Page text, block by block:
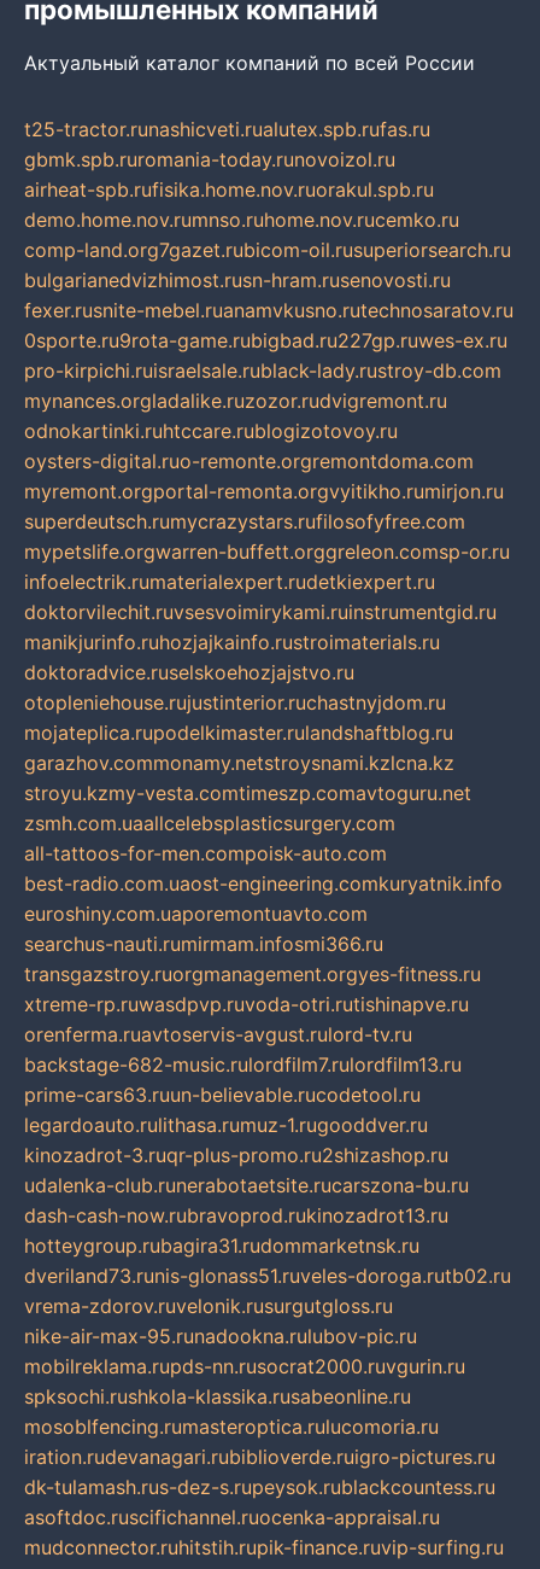
промышленных компаний
Актуальный каталог компаний по всей России
t25-tractor.runashicveti.rualutex.spb.rufas.ru
gbmk.spb.ruromania-today.runovoizol.ru
airheat-spb.rufisika.home.nov.ruorakul.spb.ru
demo.home.nov.rumnso.ruhome.nov.rucemko.ru
comp-land.org7gazet.rubicom-oil.rusuperiorsearch.ru
bulgarianedvizhimost.rusn-hram.rusenovosti.ru
fexer.rusnite-mebel.ruanamvkusno.rutechnosaratov.ru
0sporte.ru9rota-game.rubigbad.ru227gp.ruwes-ex.ru
pro-kirpichi.ruisraelsale.rublack-lady.rustroy-db.com
mynances.orgladalike.ruzozor.rudvigremont.ru
odnokartinki.ruhtccare.rublogizotovoy.ru
oysters-digital.ruo-remonte.orgremontdoma.com
myremont.orgportal-remonta.orgvyitikho.rumirjon.ru
superdeutsch.rumycrazystars.rufilosofyfree.com
mypetslife.orgwarren-buffett.orggreleon.comsp-or.ru
infoelectrik.rumaterialexpert.rudetkiexpert.ru
doktorvilechit.ruvsesvoimirykami.ruinstrumentgid.ru
manikjurinfo.ruhozjajkainfo.rustroimaterials.ru
doktoradvice.ruselskoehozjajstvo.ru
otopleniehouse.rujustinterior.ruchastnyjdom.ru
mojateplica.rupodelkimaster.rulandshaftblog.ru
garazhov.commonamy.netstroysnami.kzlcna.kz
stroyu.kzmy-vesta.comtimeszp.comavtoguru.net
zsmh.com.uaallcelebsplasticsurgery.com
all-tattoos-for-men.compoisk-auto.com
best-radio.com.uaost-engineering.comkuryatnik.info
euroshiny.com.uaporemontuavto.com
searchus-nauti.rumirmam.infosmi366.ru
transgazstroy.ruorgmanagement.orgyes-fitness.ru
xtreme-rp.ruwasdpvp.ruvoda-otri.rutishinapve.ru
orenferma.ruavtoservis-avgust.rulord-tv.ru
backstage-682-music.rulordfilm7.rulordfilm13.ru
prime-cars63.ruun-believable.rucodetool.ru
legardoauto.rulithasa.rumuz-1.rugooddver.ru
kinozadrot-3.ruqr-plus-promo.ru2shizashop.ru
udalenka-club.runerabotaetsite.rucarszona-bu.ru
dash-cash-now.rubravoprod.rukinozadrot13.ru
hotteygroup.rubagira31.rudommarketnsk.ru
dveriland73.runis-glonass51.ruveles-doroga.rutb02.ru
vrema-zdorov.ruvelonik.rusurgutgloss.ru
nike-air-max-95.runadookna.rulubov-pic.ru
mobilreklama.rupds-nn.rusocrat2000.ruvgurin.ru
spksochi.rushkola-klassika.rusabeonline.ru
mosoblfencing.rumasteroptica.rulucomoria.ru
iration.rudevanagari.rubiblioverde.ruigro-pictures.ru
dk-tulamash.rus-dez-s.rupeysok.rublackcountess.ru
asoftdoc.ruscifichannel.ruocenka-appraisal.ru
mudconnector.ruhitstih.rupik-finance.ruvip-surfing.ru